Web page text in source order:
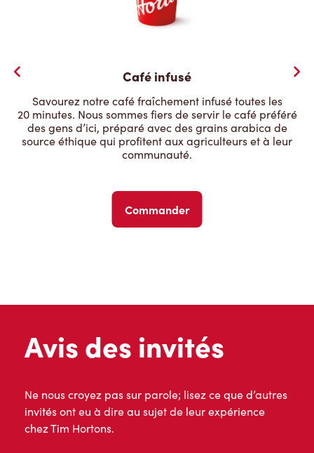
Café infusé
Savourez notre café fraîchement infusé toutes les
20 minutes. Nous sommes fiers de servir le café préféré
des gens d’ici, préparé avec des grains arabica de
source éthique qui profitent aux agriculteurs et à leur
communauté.
Commander
Avis des invités
Ne nous croyez pas sur parole; lisez ce que d’autres
invités ont eu à dire au sujet de leur expérience
chez Tim Hortons.